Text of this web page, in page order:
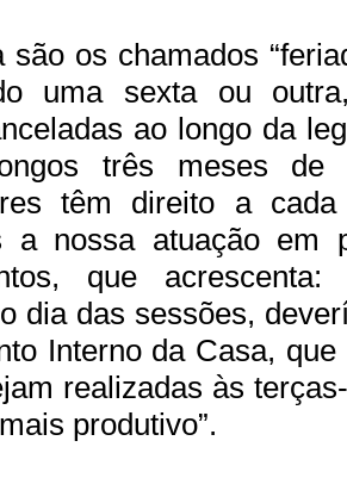
são os chamados
uma sexta ou
ao longo da
três meses de
têm direito a
a nossa atuação em
que
dia das sessões,
Interno da Casa,
realizadas às
produtivo”.